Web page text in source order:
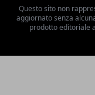
Questo sito non
aggiornato senza
prodotto editoriale